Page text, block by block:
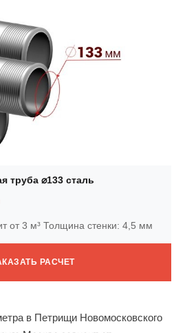
труба ⌀133 сталь
от 3 м³ Толщина стенки: 4,5 мм
РАСЧЕТ
в Петрищи Новомосковского